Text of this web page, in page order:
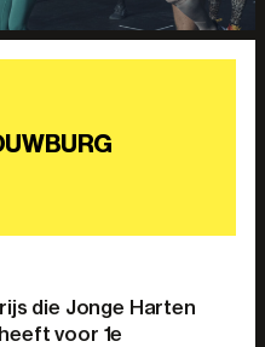
die Jonge Harten
voor 1e